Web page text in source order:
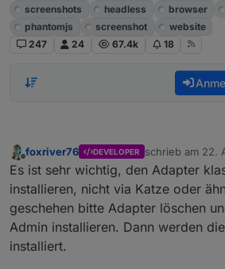
screenshots
headless browser
phantomjs
screenshot
website
247
24 67.4k 18
Offline
foxriver76 DEVELOPER schrieb am 22.
zuletzt editiert
Es ist sehr wichtig, den Adapter
installieren, nicht via Katze oder
geschehen bitte Adapter löschen
Admin installieren. Dann werden
installiert.